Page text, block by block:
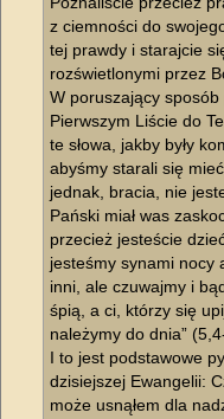
z ciemności do
tej prawdy i starajcie
rozświetlonymi przez
W poruszający sposób
Pierwszym Liście do
te słowa, jakby były
abyśmy starali się
jednak, bracia, nie
Pański miał was
przecież jesteście
jesteśmy synami nocy
inni, ale czuwajmy i
śpią, a ci, którzy się
należymy do dnia”
I to jest podstawowe
dzisiejszej Ewangelii:
może usnąłem dla